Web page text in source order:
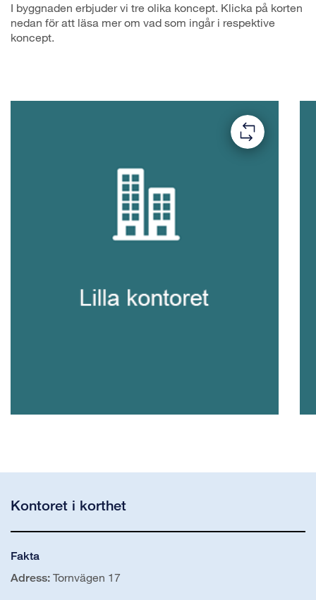
I byggnaden erbjuder vi tre olika koncept. Klicka på korten
nedan för att läsa mer om vad som ingår i respektive
koncept.
passar dig som söker ett fullt
möblerat kontorsrum med flexibelt avtal och service
Möblerat kontorsum från 13 kvm
Bemannad reception (08.00–16.30)
Tillgång till mötes-, samtals- och tysta rum
Möjlighet att hyra konferensrum
Kontoret i korthet
Fakta
Adress: Tornvägen 17